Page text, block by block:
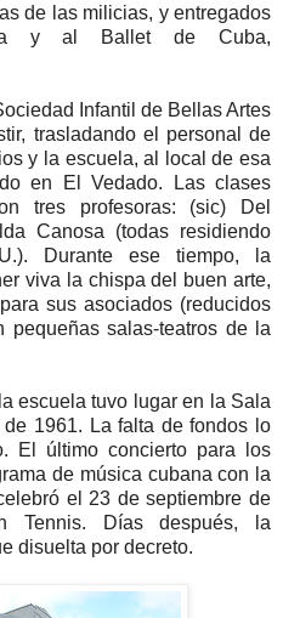
de las milicias, y entregados
y al Ballet de Cuba,
Infantil de Bellas Artes
trasladando el personal de
y la escuela, al local de esa
en El Vedado. Las clases
tres profesoras: (sic) Del
Canosa (todas residiendo
Durante ese tiempo, la
viva la chispa del buen arte,
sus asociados (reducidos
salas-teatros de la
escuela tuvo lugar en la Sala
1961. La falta de fondos lo
El último concierto para los
de música cubana con la
el 23 de septiembre de
Tennis. Días después, la
disuelta por decreto.